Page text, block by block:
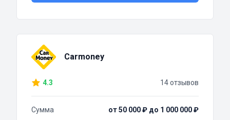
Carmoney
4.3 14 отзывов
Сумма
от 50 000 ₽ до 1 000 000 ₽